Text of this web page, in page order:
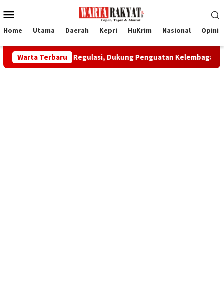
ke
Mobile
Home Utama Daerah Kepri HuKrim Nasional Opini
Warta Terbaru
Regulasi, Dukung Penguatan Kelembagaan FTZ Karimun